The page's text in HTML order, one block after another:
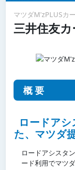
マツダM'zPLUSカ
三井住友カ
概要
ロードア
た、マツダ
ロードアシスタ
ード利用でマツ